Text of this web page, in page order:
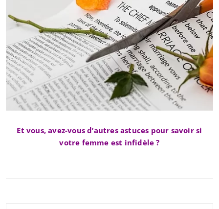
Et vous, avez-vous d’autres astuces pour savoir si
votre femme est infidèle ?